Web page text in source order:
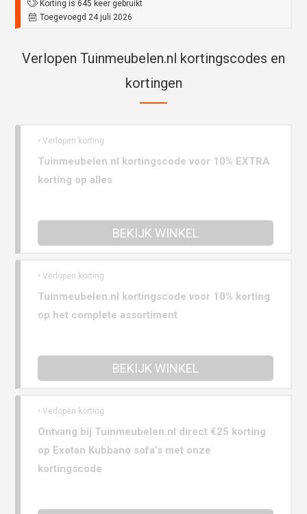
Korting is 645 keer gebruikt
Toegevoegd 24 juli 2026
Verlopen Tuinmeubelen.nl kortingscodes en
kortingen
• Verlopen korting
Tuinmeubelen.nl kortingscode voor 10% EXTRA
korting op alles
BEKIJK WINKEL
• Verlopen korting
Tuinmeubelen.nl kortingscode voor 10% korting
op het complete assortiment
BEKIJK WINKEL
• Verlopen korting
Ontvang bij Tuinmeubelen.nl direct €25 korting
op Exotan Kubbano sofa’s met onze
kortingscode